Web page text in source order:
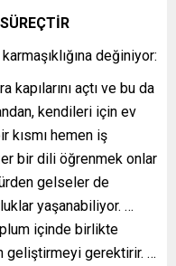
değiniyor:
kapılarını açtı ve bu da
kendileri için ev
kısmı hemen iş
bir dili öğrenmek onlar
gelseler de
yaşanabiliyor. …
içinde birlikte
geliştirmeyi gerektirir. …